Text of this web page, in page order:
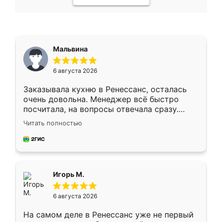
Мальвина
6 августа 2026
Заказывала кухню в Ренессанс, осталась
очень довольна. Менеджер всё быстро
посчитала, на вопросы отвечала сразу.
Замерщик приехал в субботу, подошёл к
делу со всей ответственностью. Собрали
за день, ребята работали аккуратно, даже
Читать полностью
Игорь М.
6 августа 2026
На самом деле в Ренессанс уже не первый